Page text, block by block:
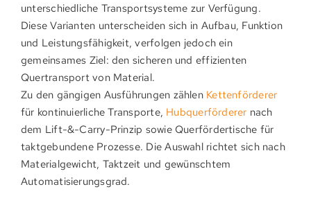
unterschiedliche Transportsysteme zur Verfügung.
Diese Varianten unterscheiden sich in Aufbau, Funktion
und Leistungsfähigkeit, verfolgen jedoch ein
gemeinsames Ziel: den sicheren und effizienten
Quertransport von Material.
Zu den gängigen Ausführungen zählen Kettenförderer
für kontinuierliche Transporte, Hubquerförderer nach
dem Lift-&-Carry-Prinzip sowie Querfördertische für
taktgebundene Prozesse. Die Auswahl richtet sich nach
Materialgewicht, Taktzeit und gewünschtem
Automatisierungsgrad.